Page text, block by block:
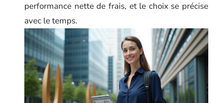
performance nette de frais, et le choix se précise
avec le temps.